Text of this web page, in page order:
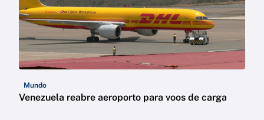
Mundo
Venezuela reabre aeroporto para voos de carga